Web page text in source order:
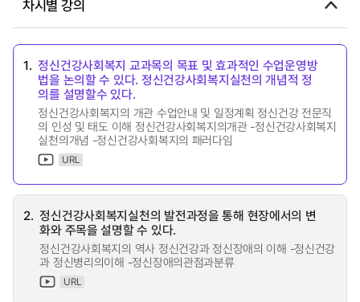
차시별 강의
1. 정신건강사회복지 교과목의 목표 및 효과적인 수업운영방
법을 논의할 수 있다. 정신건강사회복지실천의 개념적 정
의를 설명할수 있다.
정신건강사회복지의 개관 수업안내 및 일정계획 정신건강 전문직
의 인성 및 태도 이해 정신건강사회복지의개관 -정신건강사회복지
실천의개념 -정신건강사회복지의 패러다임
URL
2. 정신건강사회복지실천의 발전과정을 통해 현장에서의 변
화와 주목을 설명할 수 있다.
정신건강사회복지의 역사 정신건강과 정신장애의 이해 -정신건강
과 정신병리의이해 -정신장애의관점과분류
URL